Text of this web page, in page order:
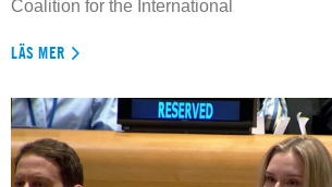
Coalition for the International
LÄS MER